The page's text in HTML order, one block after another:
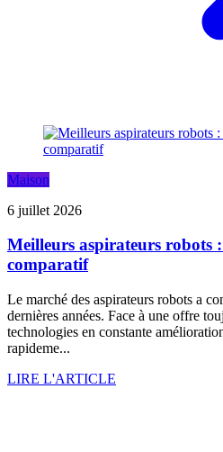
Maison
6 juillet 2026
Meilleurs aspirateurs robots
comparatif
Le marché des aspirateurs robots a
dernières années. Face à une offre
technologies en constante
rapideme...
LIRE L'ARTICLE